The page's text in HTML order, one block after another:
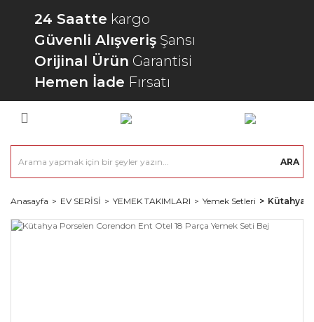
24 Saatte kargo
Güvenli Alışveriş Şansı
Orijinal Ürün Garantisi
Hemen İade Fırsatı
ARA
Anasayfa EV SERİSİ YEMEK TAKIMLARI Yemek Setleri Kütahya